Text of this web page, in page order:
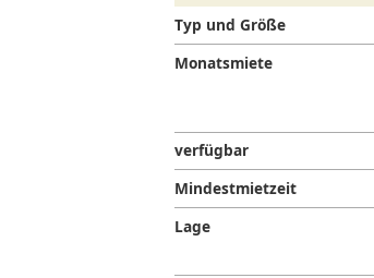
Typ und Größe
Monatsmiete
verfügbar
Mindestmietzeit
Lage